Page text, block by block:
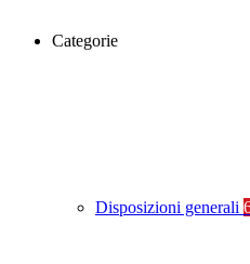
Categorie
Disposizioni generali